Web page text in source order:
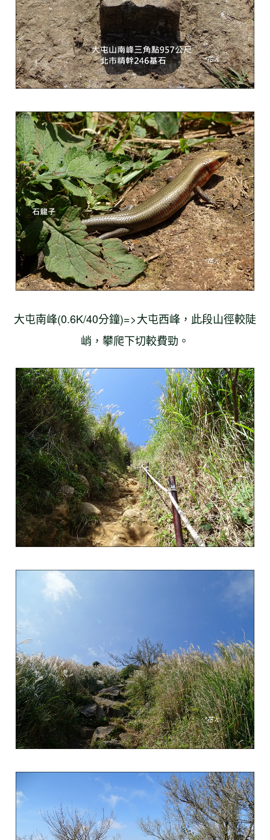
大屯南峰(0.6K/40分鐘)=>大屯西峰，此段山徑較陡
峭，攀爬下切較費勁。